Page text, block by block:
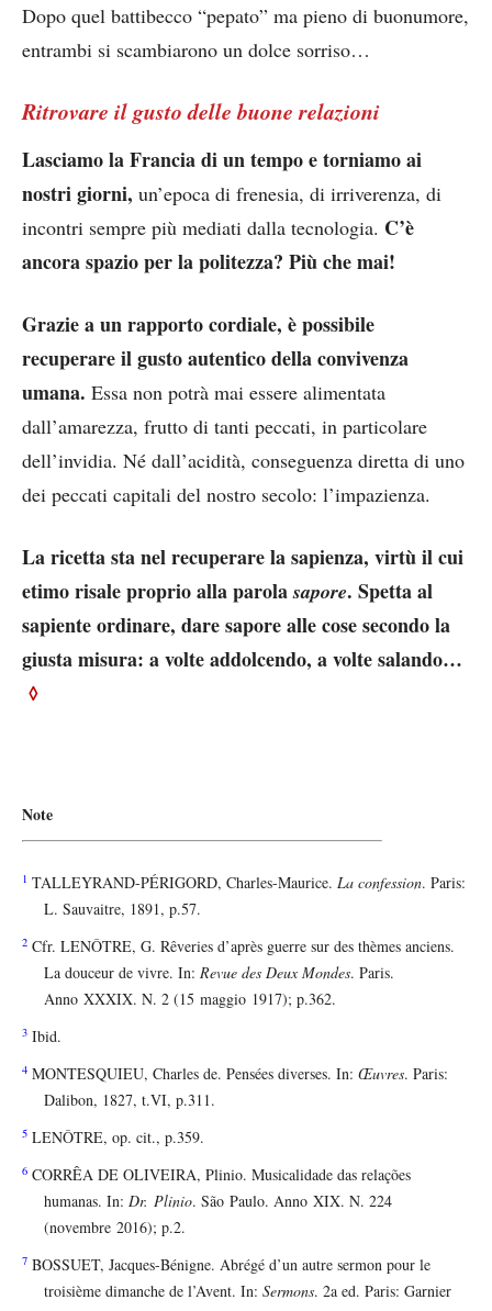
Dopo quel battibecco “pepato” ma pieno di buonumore,
entrambi si scambiarono un dolce sorriso…
Ritrovare il gusto delle buone relazioni
Lasciamo la Francia di un tempo e torniamo ai
nostri giorni, un’epoca di frenesia, di irriverenza, di
incontri sempre più mediati dalla tecnologia. C’è
ancora spazio per la politezza? Più che mai!
Grazie a un rapporto cordiale, è possibile
recuperare il gusto autenticodella convivenza
umana. Essa non potrà mai essere alimentata
dall’amarezza, frutto di tanti peccati, in particolare
dell’invidia. Né dall’acidità, conseguenza diretta di uno
dei peccati capitali del nostro secolo: l’impazienza.
La ricetta sta nel recuperare la sapienza, virtù il cui
etimo risale proprio alla parolasapore. Spetta al
sapiente ordinare, dare sapore alle cose secondo la
giusta misura: a volte addolcendo, a volte salando…
◊
Note
1 TALLEYRAND-PÉRIGORD, Charles-Maurice. La confession. Paris:
L. Sauvaitre, 1891, p.57.
2 Cfr. LENÔTRE, G. Rêveries d’après guerre sur des thèmes anciens.
La douceur de vivre. In: Revue des Deux Mondes. Paris.
Anno XXXIX. N. 2 (15 maggio 1917); p.362.
3 Ibid.
4 MONTESQUIEU, Charles de. Pensées diverses. In: Œuvres. Paris:
Dalibon, 1827, t.VI, p.311.
5 LENÔTRE, op. cit., p.359.
6 CORRÊA DE OLIVEIRA, Plinio. Musicalidade das relações
humanas. In: Dr. Plinio. São Paulo. Anno XIX. N. 224
(novembre 2016); p.2.
7 BOSSUET, Jacques-Bénigne. Abrégé d’un autre sermon pour le
troisième dimanche de l’Avent. In: Sermons. 2a ed. Paris: Garnier